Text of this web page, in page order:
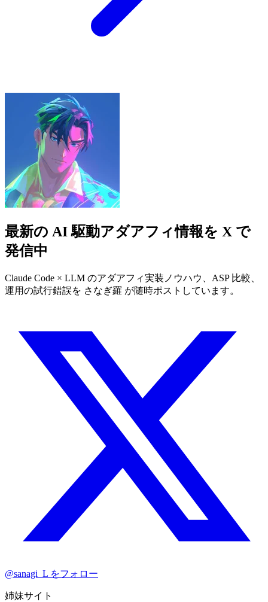
最新の AI 駆動アダアフィ情報を X で
発信中
Claude Code × LLM のアダアフィ実装ノウハウ、ASP 比較、
運用の試行錯誤を さなぎ羅 が随時ポストしています。
@sanagi_L をフォロー
姉妹サイト